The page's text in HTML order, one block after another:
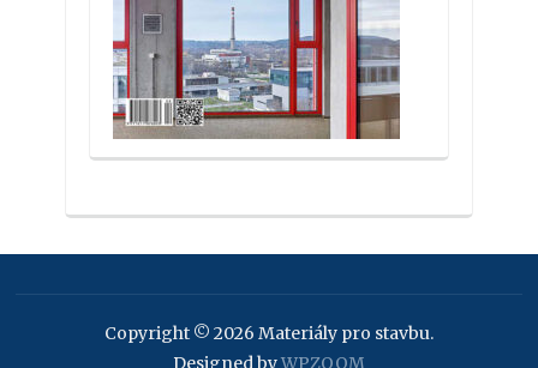
Copyright © 2026 Materiály pro stavbu.
Designed byWPZOOM